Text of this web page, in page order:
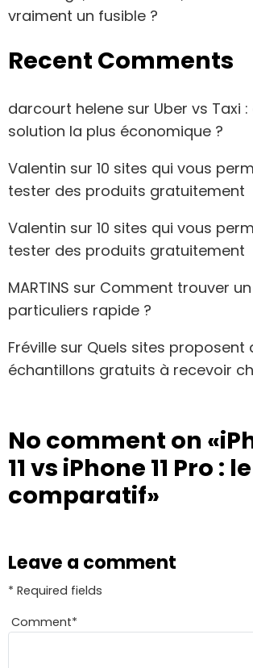
vraiment un fusible ?
Recent Comments
darcourt helene sur Uber vs Taxi
solution la plus économique ?
Valentin sur 10 sites qui vous
tester des produits gratuitement
Valentin sur 10 sites qui vous
tester des produits gratuitement
MARTINS sur Comment trouver
particuliers rapide ?
Fréville sur Quels sites proposent
échantillons gratuits à recevoir
No comment on
11 vs iPhone 11 Pro : le
comparatif»
Leave a comment
* Required fields
Comment*